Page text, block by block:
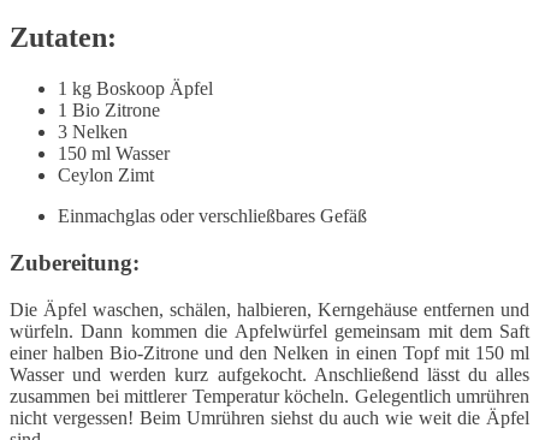
Zutaten:
1 kg Boskoop Äpfel
1 Bio Zitrone
3 Nelken
150 ml Wasser
Ceylon Zimt
Einmachglas oder verschließbares Gefäß
Zubereitung:
Die Äpfel waschen, schälen, halbieren, Kerngehäuse entfernen und
würfeln. Dann kommen die Apfelwürfel gemeinsam mit dem Saft
einer halben Bio-Zitrone und den Nelken in einen Topf mit 150 ml
Wasser und werden kurz aufgekocht. Anschließend lässt du alles
zusammen bei mittlerer Temperatur köcheln. Gelegentlich umrühren
nicht vergessen! Beim Umrühren siehst du auch wie weit die Äpfel